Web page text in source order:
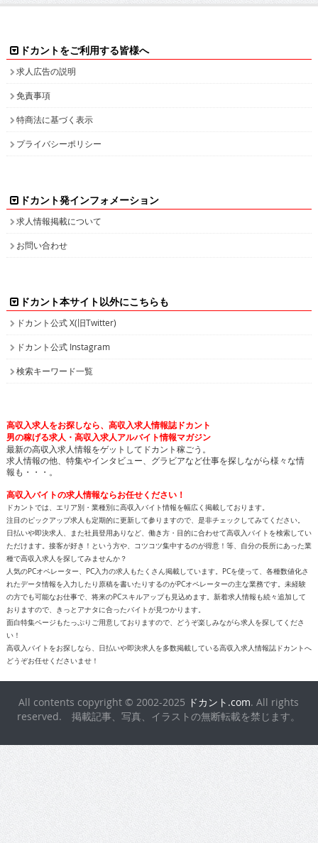
ドカントをご利用する皆様へ
求人広告の説明
免責事項
特商法に基づく表示
プライバシーポリシー
ドカント発インフォメーション
求人情報掲載について
お問い合わせ
ドカント本サイト以外にこちらも
ドカント公式 X(旧Twitter)
ドカント公式 Instagram
検索キーワード一覧
高収入求人をお探しなら、高収入求人情報誌ドカント
男の稼げる求人・高収入求人アルバイト情報マガジン
最新の高収入求人情報をゲットしてドカント稼ごう。
求人情報の他、特集やインタビュー、グラビアなど仕事を探しながら様々な情
報も・・・。
高収入バイトの求人情報ならお任せください！
ドカントでは、エリア別・業種別に高収入バイト情報を幅広く掲載しております。
注目のピックアップ求人も定期的に更新して参りますので、是非チェックしてみてください。
日払いや即決求人、また社員登用ありなど、働き方・目的に合わせて高収入バイトを検索してい
ただけます。接客が好き！という方や、コツコツ集中するのが得意！等、自分の長所にあった業
種で高収入求人を探してみませんか？
人気のPCオペレーター、PC入力の求人もたくさん掲載しています。PCを使って、各種数値化さ
れたデータ情報を入力したり原稿を書いたりするのがPCオペレーターの主な業務です。未経験
の方でも可能なお仕事で、将来のPCスキルアップも見込めます。新着求人情報も続々追加して
おりますので、きっとアナタに合ったバイトが見つかります。
面白特集ページもたっぷりご用意しておりますので、どうぞ楽しみながら求人を探してくださ
い！
高収入バイトをお探しなら、日払いや即決求人を多数掲載している高収入求人情報誌ドカントへ
どうぞお任せくださいませ！
All contents copyright © 2002-2025 ドカント.com. All rights
reserved. 掲載記事、写真、イラストの無断転載を禁じます。